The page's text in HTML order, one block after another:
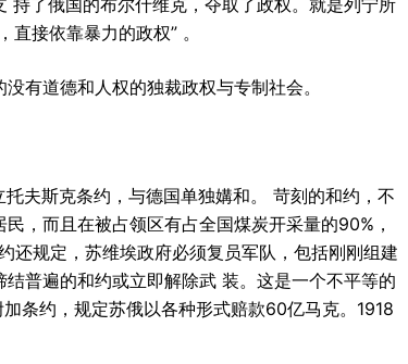
直接依靠暴力的政权” 。
有道德和人权的独裁政权与专制社会。
夫斯克条约，与德国单独媾和。 苛刻的和约，不
，而且在被占领区有占全国煤炭开采量的90%，
还规定，苏维埃政府必须复员军队，包括刚刚组建
普遍的和约或立即解除武 装。这是一个不平等的
条约，规定苏俄以各种形式赔款60亿马克。1918